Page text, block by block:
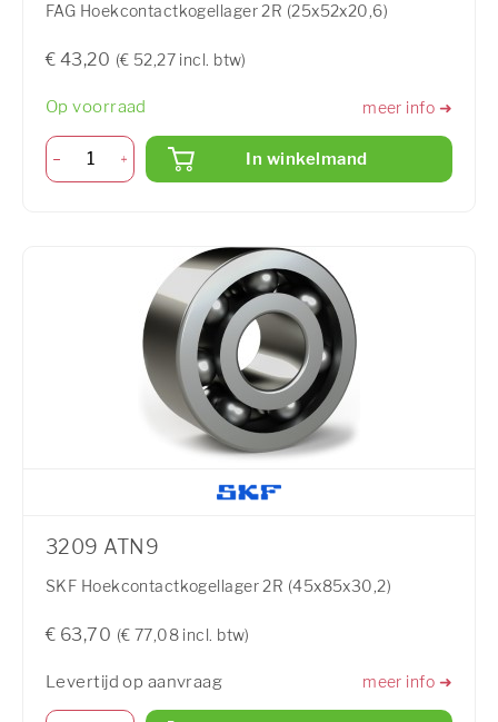
FAG Hoekcontactkogellager 2R (25x52x20,6)
€ 43,20 (€ 52,27 incl. btw)
Op voorraad meer info ➜
In winkelmand
3209 ATN9
SKF Hoekcontactkogellager 2R (45x85x30,2)
€ 63,70 (€ 77,08 incl. btw)
Levertijd op aanvraag meer info ➜